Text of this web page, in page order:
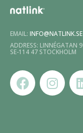
EMAIL: INFO@NATLINK.SE
ADDRESS: LINNÉGATAN 9
SE-114 47 STOCKHOLM